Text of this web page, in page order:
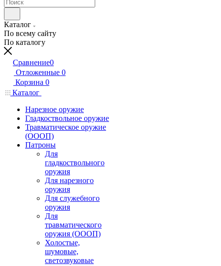
Каталог
По всему сайту
По каталогу
Сравнение0
Отложенные 0
Корзина 0
Каталог
Нарезное оружие
Гладкоствольное оружие
Травматическое оружие
(ОООП)
Патроны
Для
гладкоствольного
оружия
Для нарезного
оружия
Для служебного
оружия
Для
травматического
оружия (ОООП)
Холостые,
шумовые,
светозвуковые